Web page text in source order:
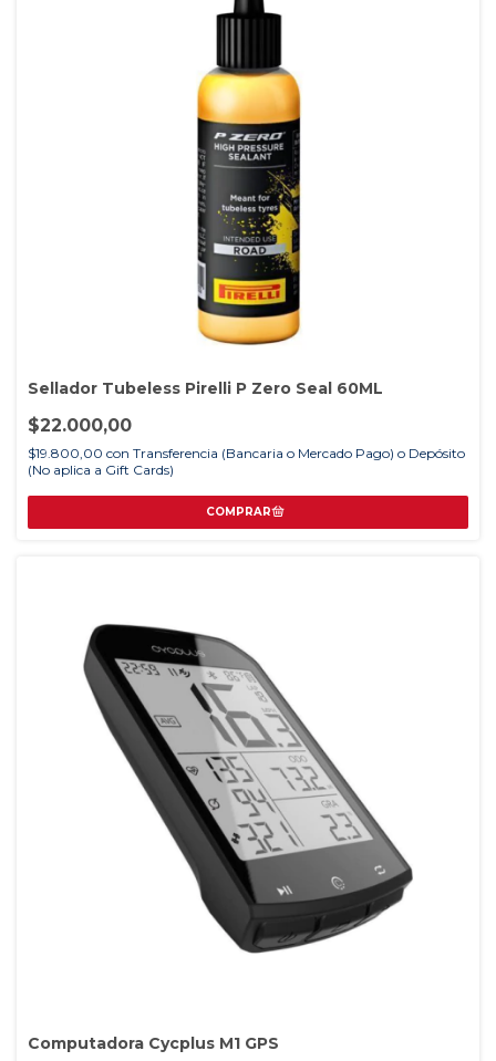
Sellador Tubeless Pirelli P Zero Seal 60ML
$22.000,00
$19.800,00 con Transferencia (Bancaria o Mercado Pago) o Depósito
(No aplica a Gift Cards)
Computadora Cycplus M1 GPS